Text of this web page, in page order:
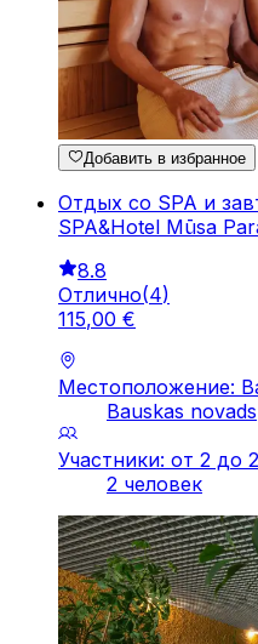
Добавить в избранное
Отдых со SPA и
SPA&Hotel Mūsa
8.8
Отлично(4)
115,00 €
Местоположение:
Bauskas novads
Участники: от 2 до
2 человек